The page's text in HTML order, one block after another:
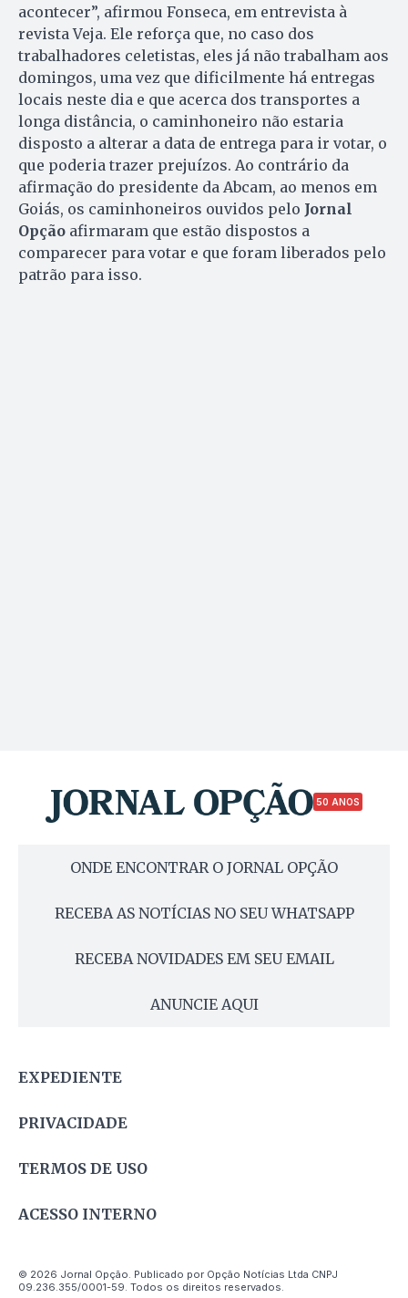
acontecer”, afirmou Fonseca, em entrevista à
revista Veja. Ele reforça que, no caso dos
trabalhadores celetistas, eles já não trabalham aos
domingos, uma vez que dificilmente há entregas
locais neste dia e que acerca dos transportes a
longa distância, o caminhoneiro não estaria
disposto a alterar a data de entrega para ir votar, o
que poderia trazer prejuízos. Ao contrário da
afirmação do presidente da Abcam, ao menos em
Goiás, os caminhoneiros ouvidos pelo Jornal
Opção afirmaram que estão dispostos a
comparecer para votar e que foram liberados pelo
patrão para isso.
50 ANOS
ONDE ENCONTRAR O JORNAL OPÇÃO
RECEBA AS NOTÍCIAS NO SEU WHATSAPP
RECEBA NOVIDADES EM SEU EMAIL
ANUNCIE AQUI
EXPEDIENTE
PRIVACIDADE
TERMOS DE USO
ACESSO INTERNO
© 2026 Jornal Opção. Publicado por Opção Notícias Ltda CNPJ
09.236.355/0001-59. Todos os direitos reservados.